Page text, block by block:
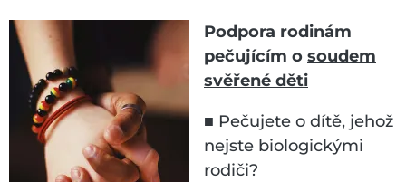
Podpora rodinám
pečujícím o soudem
svěřené děti
■ Pečujete o dítě, jehož
nejste biologickými
rodiči?